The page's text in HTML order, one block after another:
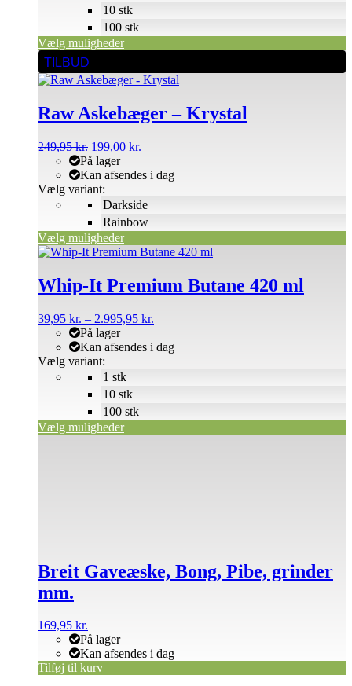
Vælg muligheder
10 stk
100 stk
TILBUD
Raw Askebæger – Krystal
249,95kr. Den
oprindelige
pris
var:
249,95 kr..
199,00 kr.
pris
199,00 kr..
På lager
Kan afsendes i dag
Vælg variant:
Vælg muligheder
Dette
vare
har
varianter.
Mulighederne
kan
vælges
varesiden
Darkside
Rainbow
Whip-It Premium Butane 420 ml
39,95 kr. – 2.995,95 kr.
til
På lager
Kan afsendes i dag
Vælg variant:
Vælg muligheder
Dette
har
flere
Mulighederne
vælges
på
varesiden
1 stk
10 stk
100 stk
Breit Gaveæske, Bong, Pibe, grinder
mm.
169,95 kr.
På lager
Kan afsendes i dag
Tilføj til kurv